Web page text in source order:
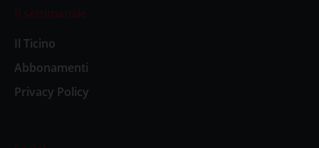
Il settimanale
Il Ticino
Abbonamenti
Privacy Policy